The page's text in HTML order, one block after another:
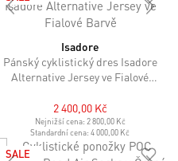
Isadore
Pánský cyklistický dres Isadore
Alternative Jersey ve Fialové
2 400,00 Kč
Nejnižší cena: 2 800,00 Kč
Standardní cena:4 000,00 Kč
SALE